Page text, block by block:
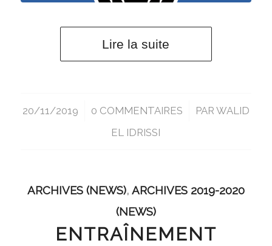
Lire la suite
20/11/2019
/ 0 COMMENTAIRES
/ PAR WALID
EL IDRISSI
ARCHIVES (NEWS), ARCHIVES 2019-2020
(NEWS)
ENTRAÎNEMENT